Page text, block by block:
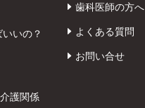
いの？
護関係
歯科医師の方へ
よくある質問
お問い合せ